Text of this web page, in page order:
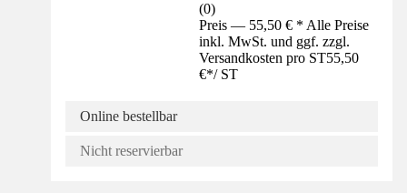
(0)
Preis — 55,50 € * Alle Preise
inkl. MwSt. und ggf. zzgl.
Versandkosten pro ST55,50
€*/ ST
Online bestellbar
Nicht reservierbar